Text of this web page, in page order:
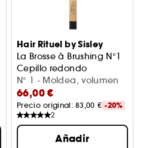
Hair Rituel by Sisley
La Brosse à Brushing N°1
Cepillo redondo
N° 1 - Moldea, volumen
66,00 €
Precio original: 83,00 € -20%
2
Añadir